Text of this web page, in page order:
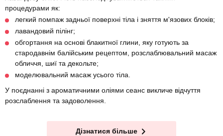
процедурами як:
легкий помпаж задньої поверхні тіла і зняття м'язових блоків;
лавандовий пілінг;
обгортання на основі блакитної глини, яку готують за
стародавнім балійським рецептом, розслаблювальний масаж
обличчя, шиї та декольте;
моделювальний масаж усього тіла.
У поєднанні з ароматичними оліями сеанс викличе відчуття
розслаблення та задоволення.
Дізнатися більше